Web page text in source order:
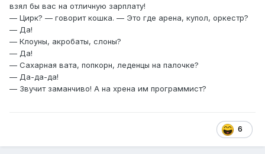
взял бы вас на отличную зарплату!
— Цирк? — говорит кошка. — Это где арена, купол, оркестр?
— Да!
— Клоуны, акробаты, слоны?
— Да!
— Сахарная вата, попкорн, леденцы на палочке?
— Да-да-да!
— Звучит заманчиво! А на хрена им программист?
6